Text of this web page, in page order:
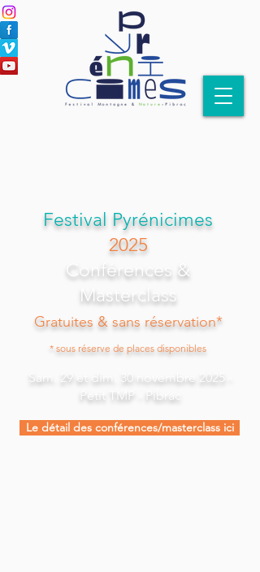
Festival Pyrénicimes
2025
Conférences &
Masterclass
Gratuites & sans réservation*
* sous réserve de places disponibles
Sam. 29 et dim. 30 novembre 2025 -
Petit TMP - Pibrac
Le détail des conférences/masterclass ici